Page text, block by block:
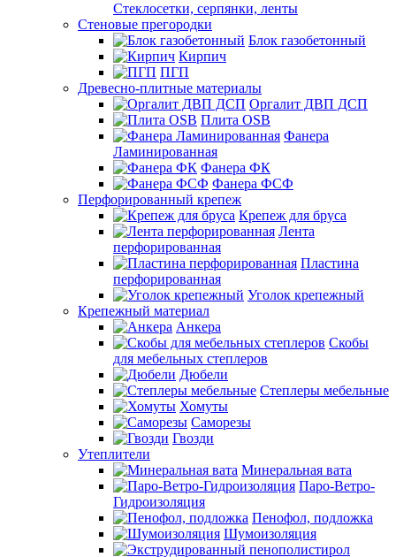
Стеклосетки, серпянки, ленты
Стеновые прегородки
Блок газобетонный
Кирпич
ПГП
Древесно-плитные материалы
Оргалит ДВП ДСП
Плита OSB
Фанера
Ламинированная
Фанера ФК
Фанера ФСФ
Перфорированный крепеж
Крепеж для бруса
Лента
перфорированная
Пластина
перфорированная
Уголок крепежный
Крепежный материал
Анкера
Скобы
для мебельных степлеров
Дюбели
Степлеры мебельные
Хомуты
Саморезы
Гвозди
Утеплители
Минеральная вата
Паро-Ветро-
Гидроизоляция
Пенофол, подложка
Шумоизоляция